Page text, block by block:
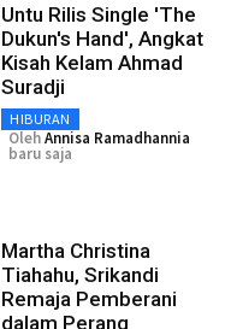
Untu Rilis Single 'The
Dukun's Hand', Angkat
Kisah Kelam Ahmad
Suradji
HIBURAN
OlehAnnisa Ramadhannia
baru saja
Martha Christina
Tiahahu, Srikandi
Remaja Pemberani
dalam Perang